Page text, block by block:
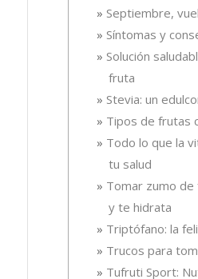
Septiembre,
Síntomas y
Solución
fruta
Stevia: un
Tipos de frutas
Todo lo que la
tu salud
Tomar zumo de
y te hidrata
Triptófano: la
Trucos para
Tufruti Sport: